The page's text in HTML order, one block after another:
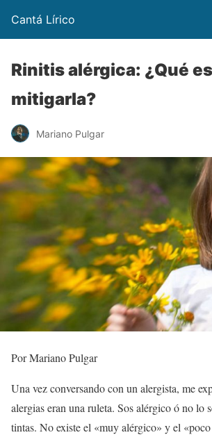
Cantá Lírico
Rinitis alérgica: ¿Qué
mitigarla?
Mariano Pulgar
Por Mariano Pulgar
Una vez conversando con un alergista, me
alergias eran una ruleta. Sos alérgico ó no lo
tintas. No existe el «muy alérgico» y el